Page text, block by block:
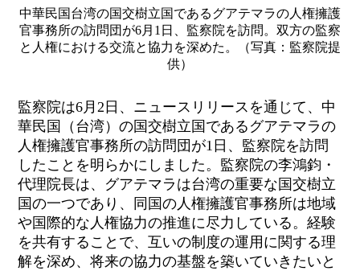
中華民国台湾の国交樹立国であるグアテマラの人権擁護
官事務所の訪問団が6月1日、監察院を訪問。双方の監察
と人権における交流と協力を深めた。（写真：監察院提
供）
監察院は6月2日、ニュースリリースを通じて、中
華民国（台湾）の国交樹立国であるグアテマラの
人権擁護官事務所の訪問団が1日、監察院を訪問
したことを明らかにしました。監察院の李鴻鈞・
代理院長は、グアテマラは台湾の重要な国交樹立
国の一つであり、同国の人権擁護官事務所は地域
や国際的な人権協力の推進に尽力している。経験
を共有することで、互いの制度の運用に関する理
解を深め、将来の協力の基盤を築いていきたいと